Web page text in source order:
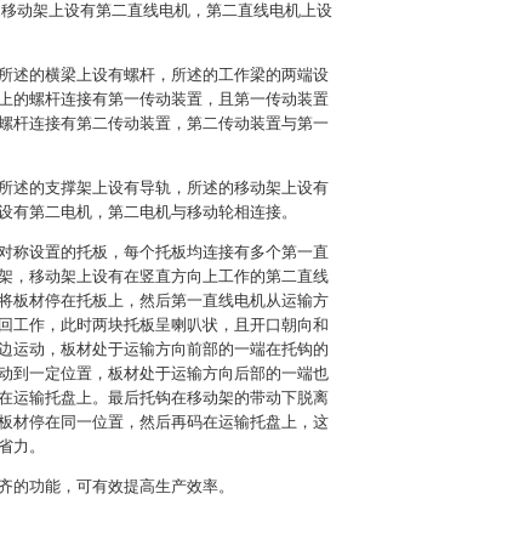
动架上设有第二直线电机，第二直线电机上设
述的横梁上设有螺杆，所述的工作梁的两端设
的螺杆连接有第一传动装置，且第一传动装置
杆连接有第二传动装置，第二传动装置与第一
述的支撑架上设有导轨，所述的移动架上设有
有第二电机，第二电机与移动轮相连接。
称设置的托板，每个托板均连接有多个第一直
，移动架上设有在竖直方向上工作的第二直线
板材停在托板上，然后第一直线电机从运输方
工作，此时两块托板呈喇叭状，且开口朝向和
运动，板材处于运输方向前部的一端在托钩的
到一定位置，板材处于运输方向后部的一端也
运输托盘上。最后托钩在移动架的带动下脱离
材停在同一位置，然后再码在运输托盘上，这
力。
的功能，可有效提高生产效率。